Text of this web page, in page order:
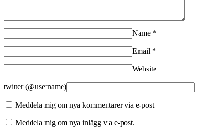
Name *
Email *
Website
twitter (@username)
Meddela mig om nya kommentarer via e-post.
Meddela mig om nya inlägg via e-post.